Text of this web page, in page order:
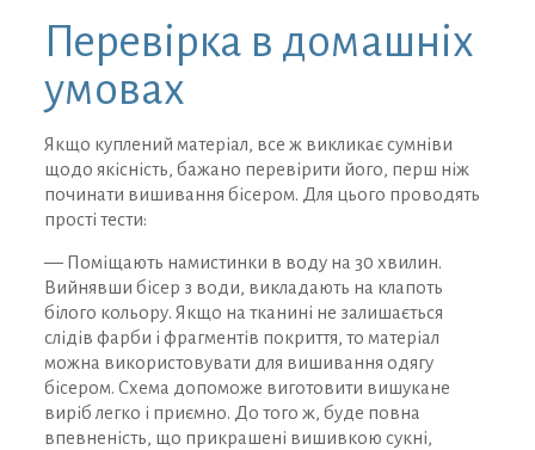
Перевірка в домашніх
умовах
Якщо куплений матеріал, все ж викликає сумніви
щодо якісність, бажано перевірити його, перш ніж
починати вишивання бісером. Для цього проводять
прості тести:
— Поміщають намистинки в воду на 30 хвилин.
Вийнявши бісер з води, викладають на клапоть
білого кольору. Якщо на тканині не залишається
слідів фарби і фрагментів покриття, то матеріал
можна використовувати для вишивання одягу
бісером. Схема допоможе виготовити вишукане
виріб легко і приємно. До того ж, буде повна
впевненість, що прикрашені вишивкою сукні,